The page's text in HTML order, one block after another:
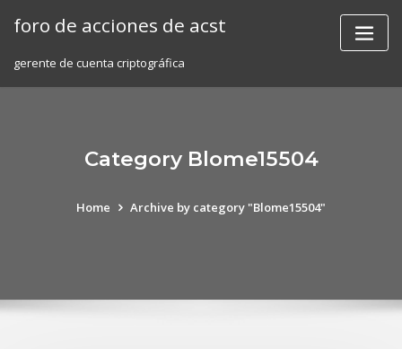
foro de acciones de acst
gerente de cuenta criptográfica
Category Blome15504
Home Archive by category "Blome15504"